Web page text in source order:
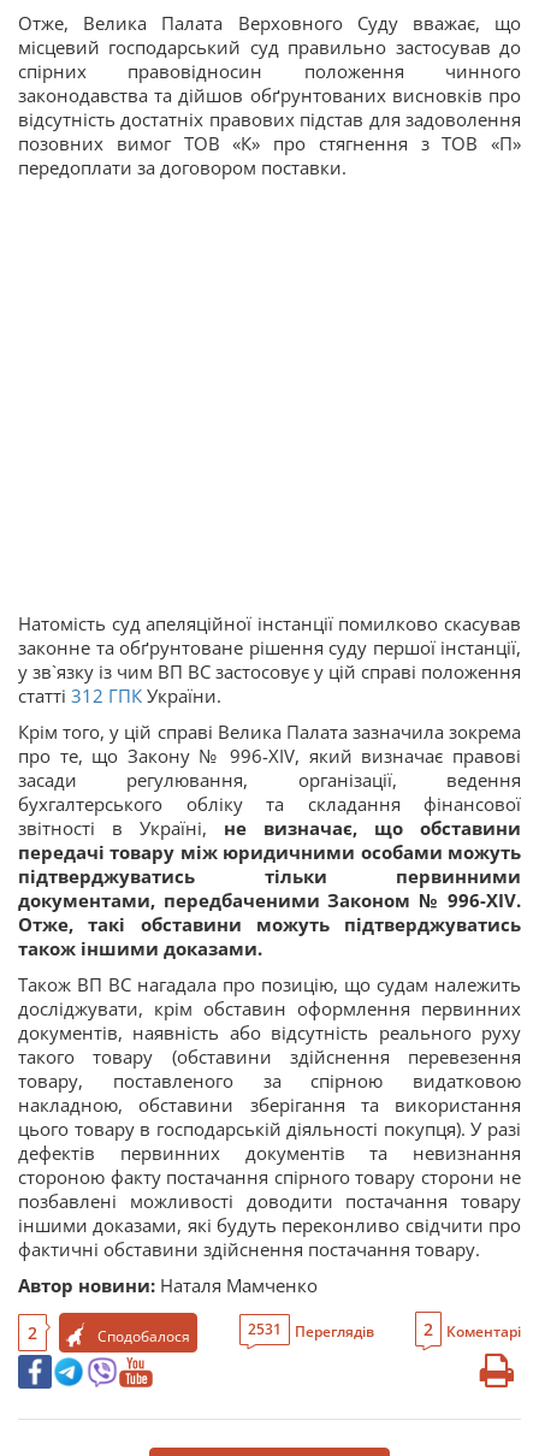
Отже, Велика Палата Верховного Суду вважає, що
місцевий господарський суд правильно застосував до
спірних правовідносин положення чинного
законодавства та дійшов обґрунтованих висновків про
відсутність достатніх правових підстав для задоволення
позовних вимог ТОВ «К» про стягнення з ТОВ «П»
передоплати за договором поставки.
Натомість суд апеляційної інстанції помилково скасував
законне та обґрунтоване рішення суду першої інстанції,
у зв`язку із чим ВП ВС застосовує у цій справі положення
статті 312 ГПК України.
Крім того, у цій справі Велика Палата зазначила зокрема
про те, що Закону № 996-XIV, який визначає правові
засади регулювання, організації, ведення
бухгалтерського обліку та складання фінансової
звітності в Україні, не визначає, що обставини
передачі товару між юридичними особами можуть
підтверджуватись тільки первинними
документами, передбаченими Законом № 996-XIV.
Отже, такі обставини можуть підтверджуватись
також іншими доказами.
Також ВП ВС нагадала про позицію, що судам належить
досліджувати, крім обставин оформлення первинних
документів, наявність або відсутність реального руху
такого товару (обставини здійснення перевезення
товару, поставленого за спірною видатковою
накладною, обставини зберігання та використання
цього товару в господарській діяльності покупця). У разі
дефектів первинних документів та невизнання
стороною факту постачання спірного товару сторони не
позбавлені можливості доводити постачання товару
іншими доказами, які будуть переконливо свідчити про
фактичні обставини здійснення постачання товару.
Автор новини: Наталя Мамченко
2 Сподобалося 2531 Переглядів 2 Коментарі